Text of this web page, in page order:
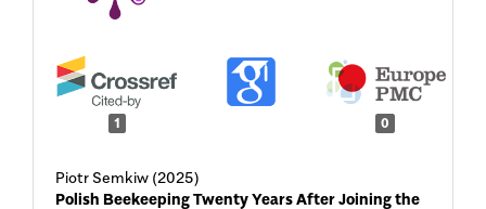
1 0
Piotr Semkiw (2025)
Polish Beekeeping Twenty Years After Joining the